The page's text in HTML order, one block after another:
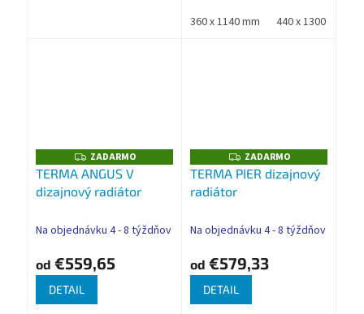
Nadštandardná záruka
360 x 1140 mm 440 x 1300 mm
Z
A
D
A
R
O
ZADARMO
TERMA ANGUS V
dizajnový radiátor
Na objednávku 4 - 8 týždňov
od €559,65
DETAIL
Z
A
D
O
ZADARMO
TERMA PIER dizajnový
radiátor
Na objednávku 4 - 8 týždňov
od €579,33
DETAIL